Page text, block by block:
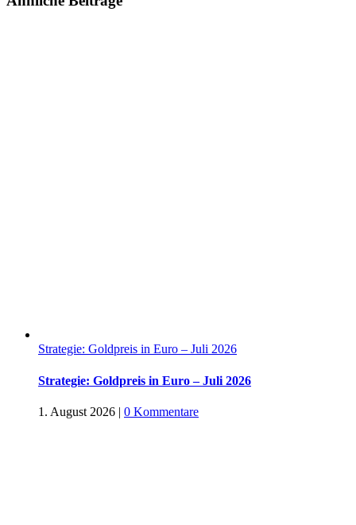
Strategie: Goldpreis in Euro – Juli 2026
Strategie: Goldpreis in Euro – Juli 2026
1. August 2026 | 0 Kommentare